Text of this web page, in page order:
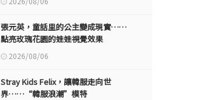
張元英，童話里的公主變成現實……
點亮玫瑰花園的娃娃視覺效果
2026/08/06
Stray Kids Felix，讓韓服走向世
界……“韓服浪潮”模特